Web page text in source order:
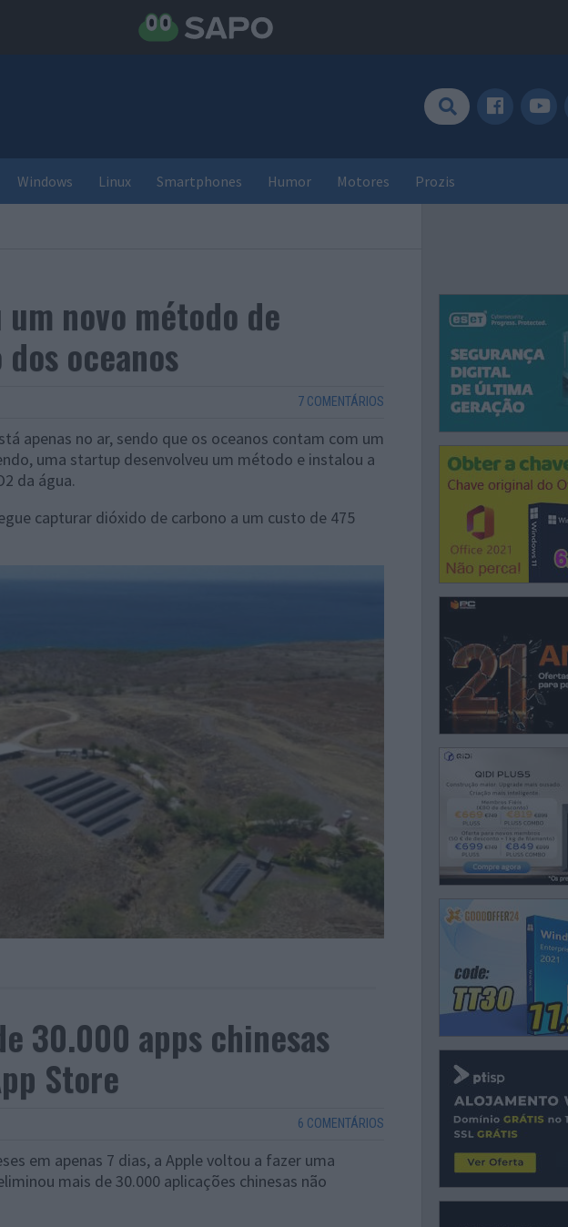
Windows Linux Smartphones Humor Motores Prozis
novo método de
oceanos
7 COMENTÁRIOS
apenas no ar, sendo que os oceanos contam com um
uma startup desenvolveu um método e instalou a
da água.
capturar dióxido de carbono a um custo de 475
30.000 apps chinesas
Store
6 COMENTÁRIOS
em apenas 7 dias, a Apple voltou a fazer uma
mais de 30.000 aplicações chinesas não